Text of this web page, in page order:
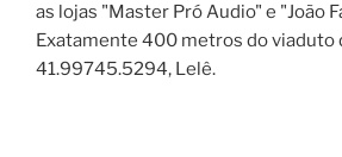
as lojas "Master Pró Audio" e "João
Exatamente 400 metros do viaduto
41.99745.5294, Lelê.